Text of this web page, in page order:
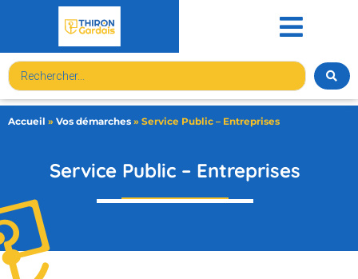
Accueil » Vos démarches » Service Public – Entreprises
Service Public – Entreprises